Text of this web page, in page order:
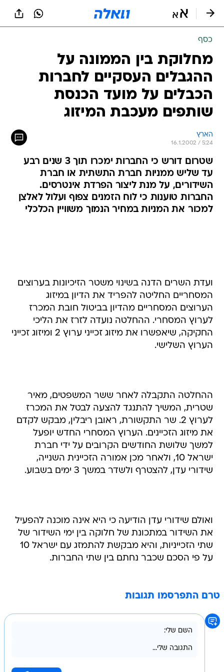
כסף
מחלוקת בין הממונה על
ההגבלים העסקיים לחברות
הכבלים על מועד הכנסת
שותפים מעכבת המיזוג
הארץ
16.1.2002 / 5:24
שטרום דורש כי החברות ימכרו תוך 3 שנים רבע
עד שליש ממניות חברת התשתית או חברת
השידורים, על מנת ליצור הפרדת אינטרסים.
החברות טוענות כי לוח הזמנים צפוף ועלול לאלצן
למכור את המניות במחיר הנמוך משוויין הכלכלי
ועדת השרים הדנה בשינוי משטר הזיכיונות בערוצים
המסחריים החליטה להפריד את הדיון במיזוג
הערוצים המסחריים מהדיון בביטול חובת המכרז
לערוץ המסחרי. ההחלטה נועדה לזרז את הליכי
החקיקה, שיאפשרו את מיזוג זכייני ערוץ 2 ומיזוג זכייני
הערוץ השלישי.
ההחלטה התקבלה לאחר ששר המשפטים, מאיר
שטרית, המשיך להתנגד להצעה לבטל את המכרז
לערוץ 2. שר התקשורת, ראובן ריבלין, מבקש לקדם
את מיזוג הזכיינים. הערוץ המסחרי החדש יופעל
למשך שלושת החודשים הקרובים על ידי חברת
ישראל 10, ולאחר מכן אמורה הזכיינית השנייה,
שידורי עדן, להצטרף ולשדר במשך 3 ימים בשבוע.
ואולם שידורי עדן הודיעה כי היא אינה מוכנה להפעיל
את השידור במתכונת של חלוקה בין ימי השידור של
שתי הזכייניות, והיא מבקשת להתמזג עם ישראל 10
על פי הסכם שכבר נחתם בין שתי החברות.
טרם התפרסמו תגובות